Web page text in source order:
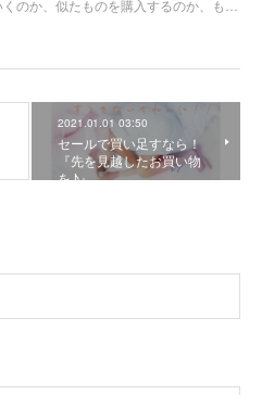
のか、似たものを購入するのか、も…
2021.01.01 03:50
セールで買い足すなら！
『先を見越したお買い物
を♪』